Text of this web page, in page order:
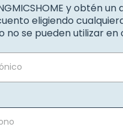
y obtén un
eligiendo
no se pueden utilizar en